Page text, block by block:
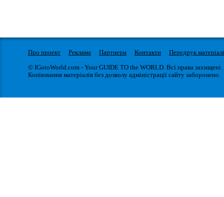
Про проект Реклама Партнери Контакти
Передрук
© IGotoWorld.com - Your GUIDE TO the WORLD. Всі права захищені.
Копіювання матеріалів без дозволу адміністрації сайту заборонено.